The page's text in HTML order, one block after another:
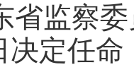
省监察
决定任命